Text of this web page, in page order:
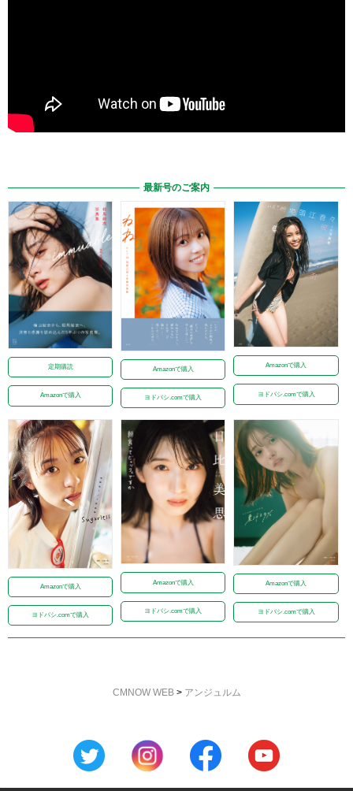
最新号のご案内
定期購読
Amazonで購入
Amazonで購入
ヨドバシ.comで購入
Amazonで購入
ヨドバシ.comで購入
Amazonで購入
ヨドバシ.comで購入
Amazonで購入
ヨドバシ.comで購入
Amazonで購入
ヨドバシ.comで購入
CMNOW WEB> アンジュルム